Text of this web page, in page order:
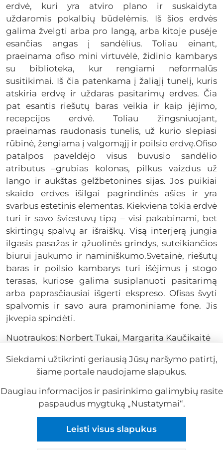
erdvė, kuri yra atviro plano ir suskaidyta
uždaromis pokalbių būdelėmis. Iš šios erdvės
galima žvelgti arba pro langą, arba kitoje pusėje
esančias angas į sandėlius. Toliau einant,
praeinama ofiso mini virtuvėlė, židinio kambarys
su biblioteka, kur rengiami neformalūs
susitikimai. Iš čia patenkama į žaliąjį tunelį, kuris
atskiria erdvę ir uždaras pasitarimų erdves. Čia
pat esantis riešutų baras veikia ir kaip įėjimo,
recepcijos erdvė. Toliau žingsniuojant,
praeinamas raudonasis tunelis, už kurio slepiasi
rūbinė, žengiama į valgomąjį ir poilsio erdvę.Ofiso
patalpos paveldėjo visus buvusio sandėlio
atributus –grubias kolonas, pilkus vaizdus už
lango ir aukštas gelžbetonines sijas. Jos puikiai
skaido erdves išilgai pagrindinės ašies ir yra
svarbus estetinis elementas. Kiekviena tokia erdvė
turi ir savo šviestuvų tipą – visi pakabinami, bet
skirtingų spalvų ar išraiškų. Visą interjerą jungia
ilgasis pasažas ir ąžuolinės grindys, suteikiančios
biurui jaukumo ir naminiškumo.Svetainė, riešutų
baras ir poilsio kambarys turi išėjimus į stogo
terasas, kuriose galima susiplanuoti pasitarimą
arba paprasčiausiai išgerti ekspreso. Ofisas švyti
spalvomis ir savo aura pramoniniame fone. Jis
įkvepia spindėti.
Nuotraukos: Norbert Tukai, Margarita Kaučikaitė
Reklama
Siekdami užtikrinti geriausią Jūsų naršymo patirtį,
šiame portale naudojame slapukus.
Daugiau informacijos ir pasirinkimo galimybių rasite
paspaudus mygtuką „Nustatymai“.
Leisti visus slapukus